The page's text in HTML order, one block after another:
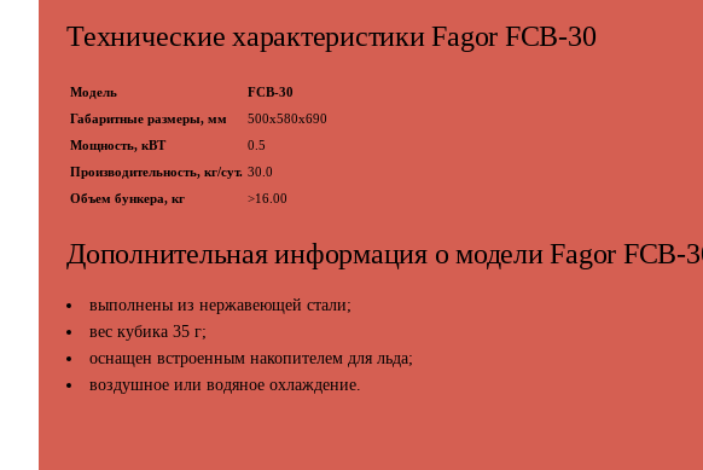
Технические характеристики Fagor FCB-30
Модель
Габаритные размеры, мм
Мощность, кВТ
Производительность, кг/сут.
Объем бункера, кг
FCB-30
500x580x690
0.5
30.0
>16.00
Дополнительная информация о модели Fagor FCB-
выполнены из нержавеющей стали;
вес кубика 35 г;
оснащен встроенным накопителем для льда;
воздушное или водяное охлаждение.